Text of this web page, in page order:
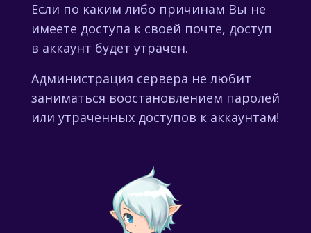
Если по каким либо причинам Вы не
имеете доступа к своей почте, доступ
в аккаунт будет утрачен.
Администрация сервера не любит
заниматься воостановлением паролей
или утраченных доступов к аккаунтам!